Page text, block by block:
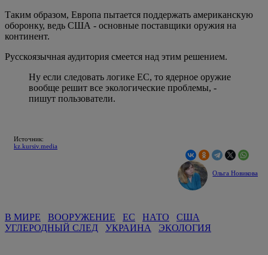
Таким образом, Европа пытается поддержать американскую
оборонку, ведь США - основные поставщики оружия на
континент.
Русскоязычная аудитория смеется над этим решением.
Ну если следовать логике ЕС, то ядерное оружие
вообще решит все экологические проблемы, -
пишут пользователи.
Источник:
kz.kursiv.media
Ольга Новикова
В МИРЕ ВООРУЖЕНИЕ ЕС НАТО
США
УГЛЕРОДНЫЙ СЛЕД
УКРАИНА ЭКОЛОГИЯ